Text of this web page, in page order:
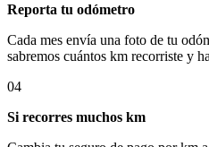
Reporta tu odómetro
Cada mes envía una foto de tu
sabremos cuántos km recorriste y
04
Si recorres muchos km